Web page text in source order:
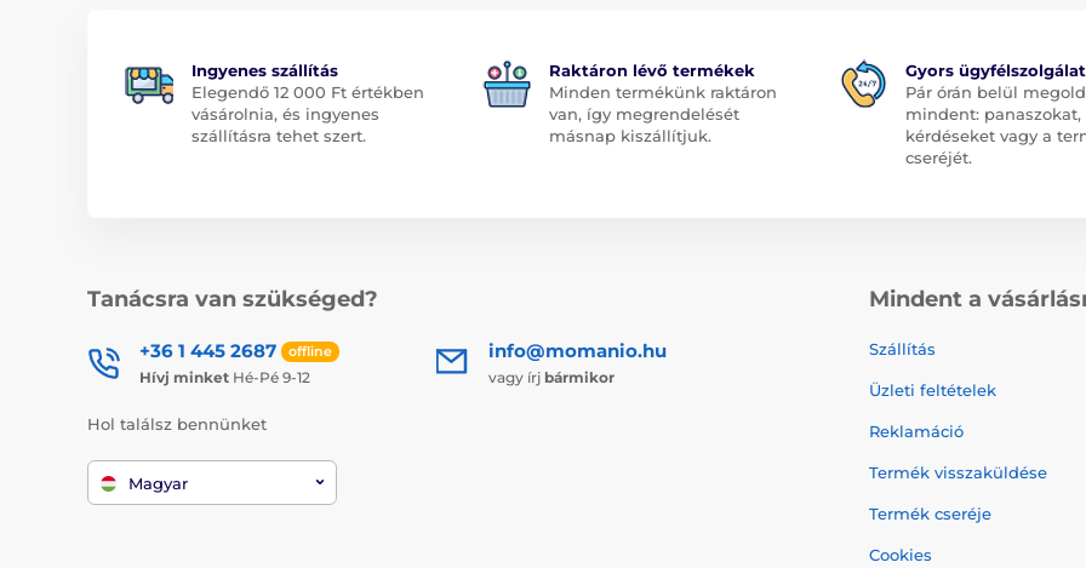
Ingyenes szállítás
Elegendő 12 000 Ft értékben
vásárolnia, és ingyenes
szállításra tehet szert.
Raktáron lévő termékek
Minden termékünk raktáron
van, így megrendelését
másnap kiszállítjuk.
Gyors ügyfélszolgálat
Pár órán belül
mindent: panaszokat,
kérdéseket vagy a
cseréjét.
Tanácsra van szükséged?
+36 1 445 2687 offline
Hívj minket Hé-Pé 9-12
info@momanio.hu
vagy írj bármikor
Hol találsz bennünket
Magyar
Mindent a
Szállítás
Üzleti feltételek
Reklamáció
Termék visszaküldése
Termék cseréje
Cookies